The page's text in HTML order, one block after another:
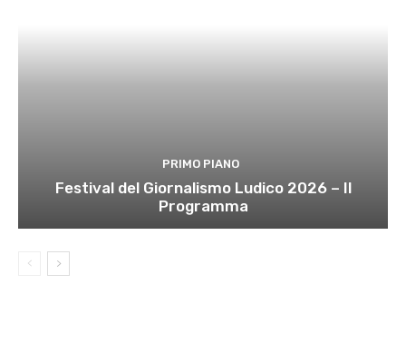
PRIMO PIANO
Festival del Giornalismo Ludico 2026 – Il
Programma